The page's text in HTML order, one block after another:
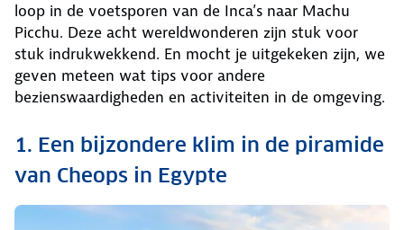
loop in de voetsporen van de Inca’s naar Machu
Picchu. Deze acht wereldwonderen zijn stuk voor
stuk indrukwekkend. En mocht je uitgekeken zijn, we
geven meteen wat tips voor andere
bezienswaardigheden en activiteiten in de omgeving.
1. Een bijzondere klim in de piramide
van Cheops in Egypte